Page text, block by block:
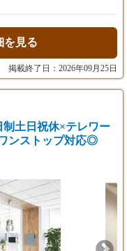
ト
によりスタート金額調整）
の上、決定いたします。
深夜手当を別途支給いたし
後、社員登用制度あり。
タルでお手伝いできる仕事
挑戦したい方も大歓迎で
ン・設計の実務経験があり
解体し製作図面を作れる方
持ちの方 ◆これまでの経験
ませんが、実際の施工事例
を見る
掲載終了日：2026年09月25日
制土日祝休×テレワー
ンストップ対応◎